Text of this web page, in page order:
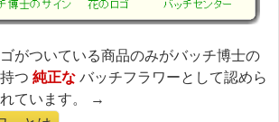
がついている商品のみがバッチ博士の
つ 純正な バッチフラワーとして認めら
ています。 →